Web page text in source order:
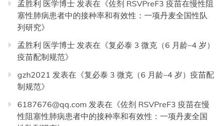
孟胜利 医学博士 发表在《佐剂 RSVPreF3 疫苗在慢性阻
塞性肺病患者中的接种率和有效性：一项丹麦全国性队
列研究》
孟胜利 医学博士 发表在《复必泰 3 微克（6 月龄–4 岁）
疫苗配制规范》
gzh2021 发表在《复必泰 3 微克（6 月龄–4 岁）疫苗配
制规范》
6187676@qq.com 发表在《佐剂 RSVPreF3 疫苗在慢
性阻塞性肺病患者中的接种率和有效性：一项丹麦全国